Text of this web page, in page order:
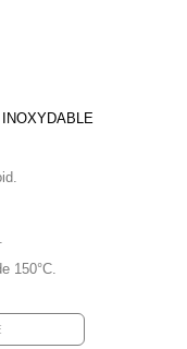
INOXYDABLE
150°C.